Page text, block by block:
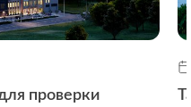
проверки